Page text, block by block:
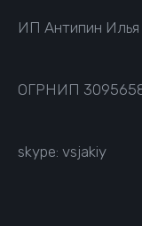
ИП Антипин
ОГРНИП
skype: vsjakiy